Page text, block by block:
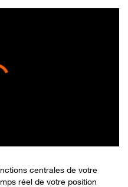
centrales de votre
réel de votre position